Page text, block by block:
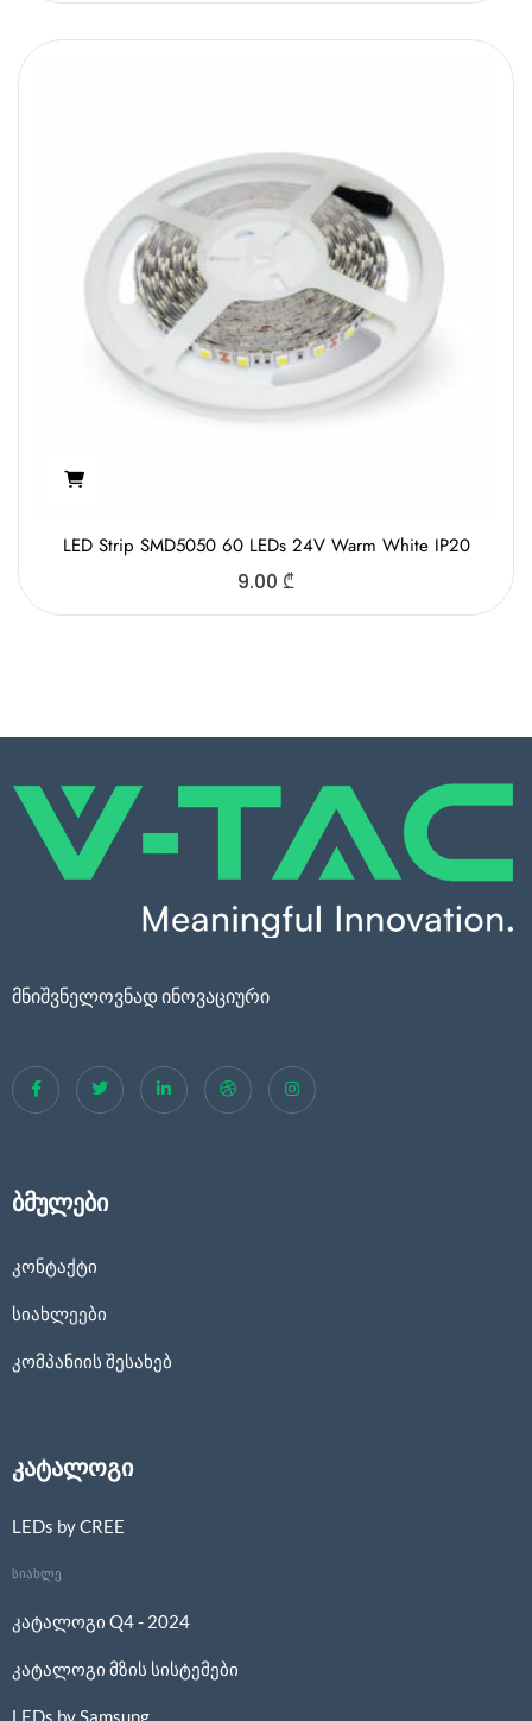
LED Strip SMD5050 60 LEDs 24V Warm White IP20
9.00 ₾
მნიშვნელოვნად ინოვაციური
ბმულები
კონტაქტი
სიახლეები
კომპანიის შესახებ
კატალოგი
LEDs by CREE
სიახლე
კატალოგი Q4 - 2024
კატალოგი მზის სისტემები
LEDs by Samsung